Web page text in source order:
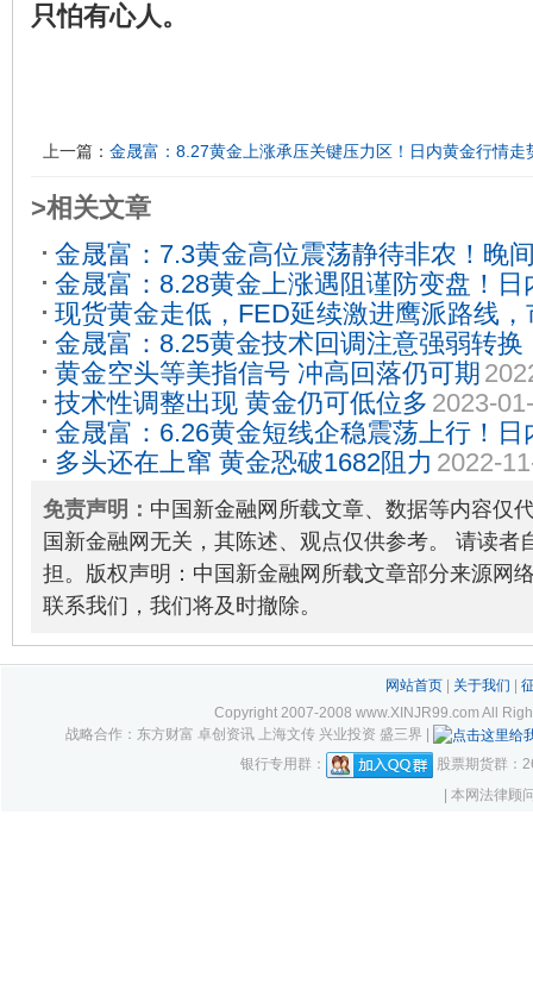
只怕有心人。
上一篇： 金晟富：8.27黄金上涨承压关键压力区！日内黄金行情走
>相关文章
金晟富：7.3黄金高位震荡静待非农！晚
2025-07-03
金晟富：8.28黄金上涨遇阻谨防变盘！
考2025-08-28
现货黄金走低，FED延续激进鹰派路线
2022-09-01
金晟富：8.25黄金技术回调注意强弱转
析2025-08-25
黄金空头等美指信号 冲高回落仍可期
技术性调整出现 黄金仍可低位多 2023-
金晟富：6.26黄金短线企稳震荡上行！
考 2025-06-26
多头还在上窜 黄金恐破1682阻力 2022-
免责声明： 中国新金融网所载文章、数据等内容仅
国新金融网无关，其陈述、观点仅供参考。 请读者
担。版权声明：中国新金融网所载文章部分来源网
联系我们，我们将及时撤除。
网站首页| 关于我们
Copyright 2007-2008 www.XINJR99.com All
战略合作：东方财富 卓创资讯 上海文传 兴业投资 盛三界 |
银行专用群：
股票期货群：
| 本网法律顾